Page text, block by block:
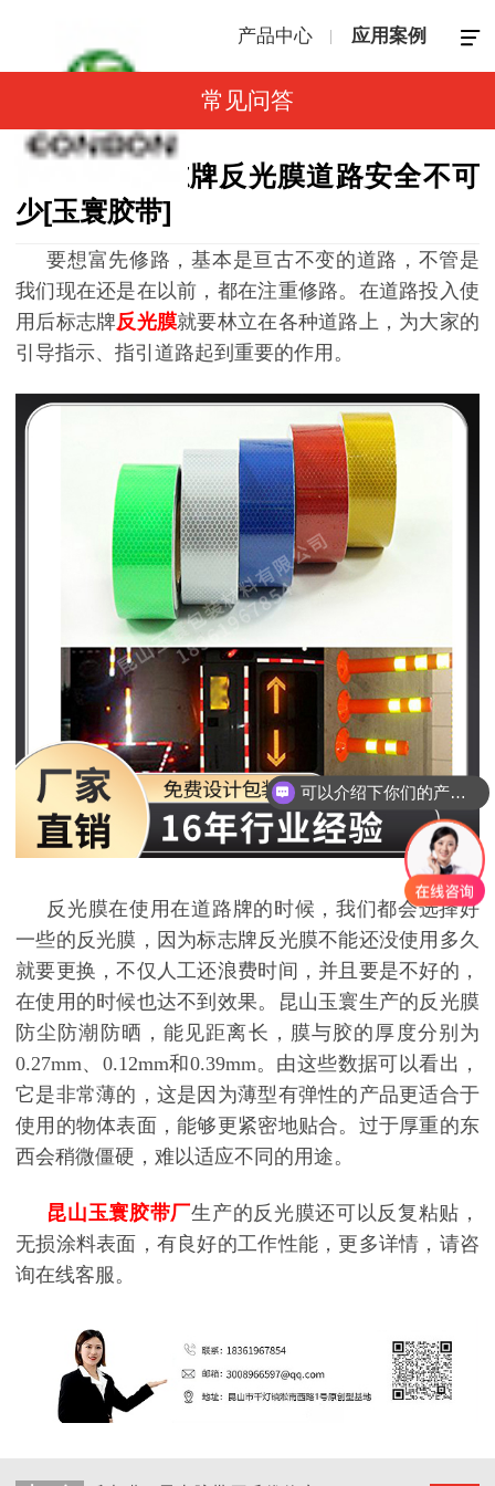
产品中心 应用案例
常见问答
反光膜—标志牌反光膜道路安全不可
少[玉寰胶带]
要想富先修路，基本是亘古不变的道路，不管是
我们现在还是在以前，都在注重修路。在道路投入使
用后标志牌反光膜就要林立在各种道路上，为大家的
引导指示、指引道路起到重要的作用。
反光膜在使用在道路牌的时候，我们都会选择好
一些的反光膜，因为标志牌反光膜不能还没使用多久
就要更换，不仅人工还浪费时间，并且要是不好的，
在使用的时候也达不到效果。昆山玉寰生产的反光膜
防尘防潮防晒，能见距离长，膜与胶的厚度分别为
0.27mm、0.12mm和0.39mm。由这些数据可以看出，
它是非常薄的，这是因为薄型有弹性的产品更适合于
使用的物体表面，能够更紧密地贴合。过于厚重的东
西会稍微僵硬，难以适应不同的用途。
昆山玉寰胶带厂生产的反光膜还可以反复粘贴，
无损涂料表面，有良好的工作性能，更多详情，请咨
询在线客服。
可以介绍下你们的产品么？